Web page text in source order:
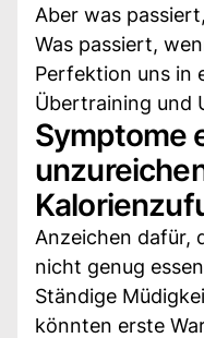
Aber was
Was passiert,
Perfektion uns in
Übertraining und
Symptome
Anzeichen dafür,
nicht genug
Ständige
könnten erste